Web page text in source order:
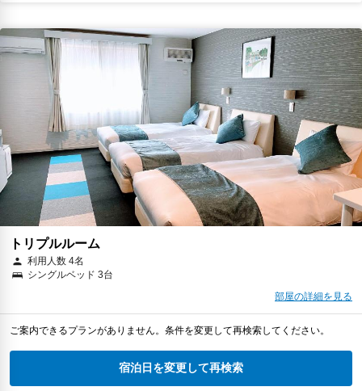
トリプルルーム
利用人数 4名
シングルベッド 3台
部屋の詳細を見る
ご案内できるプランがありません。条件を変更して再検索してください。
宿泊日を変更して再検索